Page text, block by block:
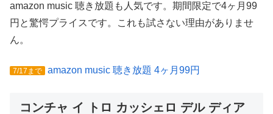
amazon music 聴き放題も人気です。期間限定で4ヶ月99
円と驚愕プライスです。これも試さない理由がありませ
ん。
7/17まで amazon music 聴き放題 4ヶ月99円
コンチャ イ トロ カッシェロ デル ディア